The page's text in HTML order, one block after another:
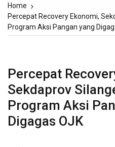
Home
Percepat Recovery Ekonomi,
Program Aksi Pangan yang
Percepat
Sekdaprov
Program Aksi
Digagas OJK